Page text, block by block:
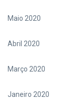
Maio 2020
Abril 2020
Março 2020
Janeiro 2020